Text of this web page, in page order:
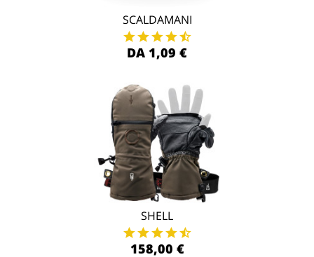
SCALDAMANI
DA 1,09 €
SHELL
158,00 €